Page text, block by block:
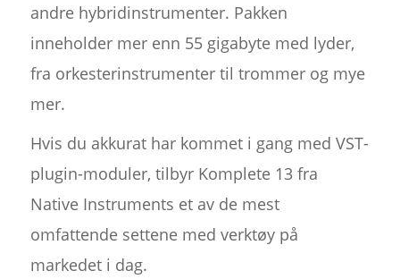
andre hybridinstrumenter. Pakken
inneholder mer enn 55 gigabyte med lyder,
fra orkesterinstrumenter til trommer og mye
mer.
Hvis du akkurat har kommet i gang med VST-
plugin-moduler, tilbyr Komplete 13 fra
Native Instruments et av de mest
omfattende settene med verktøy på
markedet i dag.